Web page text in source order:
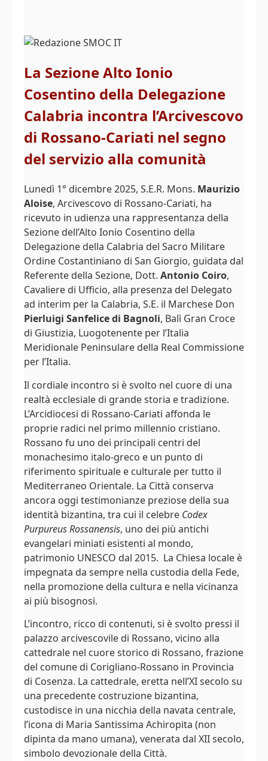
La Sezione Alto Ionio
Cosentino della Delegazione
Calabria incontra l’Arcivescovo
di Rossano-Cariati nel segno
del servizio alla comunità
Lunedì 1° dicembre 2025, S.E.R. Mons. Maurizio
Aloise, Arcivescovo di Rossano-Cariati, ha
ricevuto in udienza una rappresentanza della
Sezione dell’Alto Ionio Cosentino della
Delegazione della Calabria del Sacro Militare
Ordine Costantiniano di San Giorgio, guidata dal
Referente della Sezione, Dott. Antonio Coiro,
Cavaliere di Ufficio, alla presenza del Delegato
ad interim per la Calabria, S.E. il Marchese Don
Pierluigi Sanfelice di Bagnoli, Balì Gran Croce
di Giustizia, Luogotenente per l’Italia
Meridionale Peninsulare della Real Commissione
per l’Italia.
Il cordiale incontro si è svolto nel cuore di una
realtà ecclesiale di grande storia e tradizione.
L’Arcidiocesi di Rossano-Cariati affonda le
proprie radici nel primo millennio cristiano.
Rossano fu uno dei principali centri del
monachesimo italo-greco e un punto di
riferimento spirituale e culturale per tutto il
Mediterraneo Orientale. La Città conserva
ancora oggi testimonianze preziose della sua
identità bizantina, tra cui il celebre Codex
Purpureus Rossanensis, uno dei più antichi
evangelari miniati esistenti al mondo,
patrimonio UNESCO dal 2015. La Chiesa locale è
impegnata da sempre nella custodia della Fede,
nella promozione della cultura e nella vicinanza
ai più bisognosi.
L’incontro, ricco di contenuti, si è svolto pressi il
palazzo arcivescovile di Rossano, vicino alla
cattedrale nel cuore storico di Rossano, frazione
del comune di Corigliano-Rossano in Provincia
di Cosenza. La cattedrale, eretta nell’XI secolo su
una precedente costruzione bizantina,
custodisce in una nicchia della navata centrale,
l’icona di Maria Santissima Achiropita (non
dipinta da mano umana), venerata dal XII secolo,
simbolo devozionale della Città.